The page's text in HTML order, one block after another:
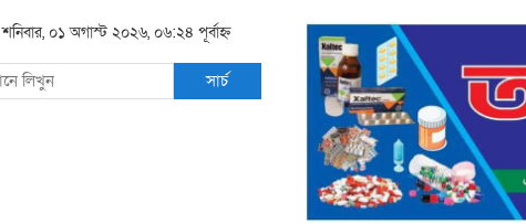
শনিবার, ০১ অগাস্ট ২০২৬, ০৬:২৪ পূর্বাহ্ন
সার্চ